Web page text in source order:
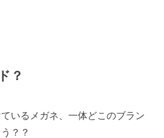
？
いるメガネ、一体どこのブラン
？？